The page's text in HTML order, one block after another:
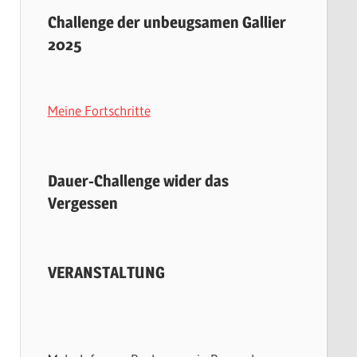
Challenge der unbeugsamen Gallier
2025
Meine Fortschritte
Dauer-Challenge wider das
Vergessen
VERANSTALTUNG